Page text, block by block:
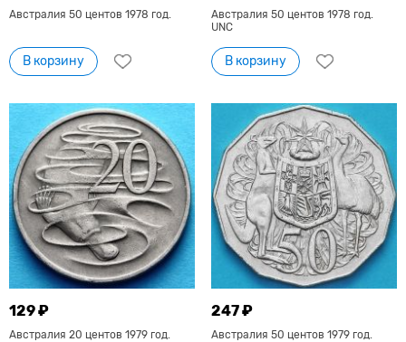
Австралия 50 центов 1978 год.
В корзину
Австралия 50 центов 1978 год.
UNC
В корзину
129 ₽
Австралия 20 центов 1979 год.
247 ₽
Австралия 50 центов 1979 год.